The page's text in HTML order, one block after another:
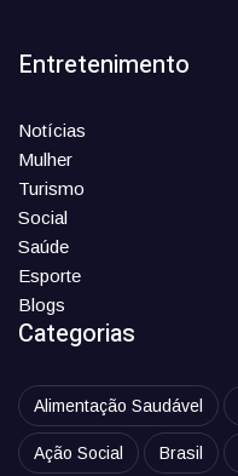
Entretenimento
Notícias
Mulher
Turismo
Social
Saúde
Esporte
Blogs
Categorias
Alimentação Saudável
Ação Social Brasil